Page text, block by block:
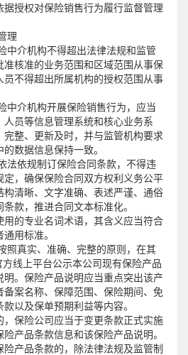
授权对保险销售行为履行监督管理
理
中介机构不得超出法律法规和监管
准核准的业务范围和区域范围从事保
员不得超出所属机构的授权范围从事
中介机构开展保险销售行为，应当
员等信息管理系统和核心业务系
完整、更新及时，并与监管机构要求
数据信息保持一致。
法依规制订保险合同条款，不得违
定，确保保险合同双方权利义务公平
构清晰、文字准确、表述严谨、通俗
款，推进合同文本标准化。
用的专业名词术语，其含义应当符合
用标准。
照真实、准确、完整的原则，在其
线上平台公示本公司现有保险产品
。保险产品说明应当重点突出该产
备案名称、保障范围、保险期间、免
以及保单预期利益等内容。
，保险公司应当于变更条款正式实施
产品条款信息和该保险产品说明。
产品条款的，除法律法规及监管制